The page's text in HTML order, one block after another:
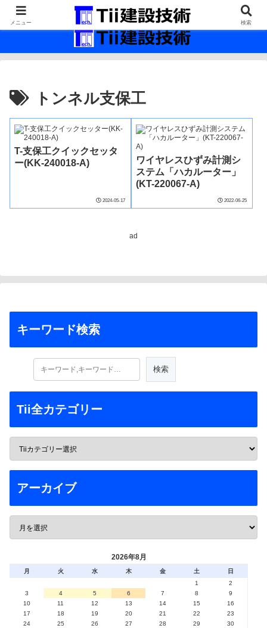
最新の建設技術の情報インフラ。
トンネル支保工
T-支保工クイックセッタ
ー(KK-240018-A)
2024-05-17
ワイヤレスひずみ計測シ
ステム「ハカルーター」
(KT-220067-A)
2022-06-25
ad
キーワード検索
Tii全カテゴリー
アーカイブ
2026年8月
月 火 水 木 金 土
日
1
2
3
4 5 6 7 8
9
10
11 12 13 14 15
16
17
18 19 20 21 22
23
24
25 26 27 28 29
30
メニュー 検索